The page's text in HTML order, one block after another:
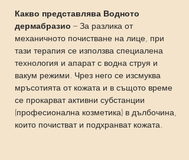
Какво представлява Водното
дермабразио – За разлика от
механичното почистване на лице, при
тази терапия се използва специалена
технология и апарат с водна струя и
вакум режими. Чрез него се изсмуква
мръсотията от кожата и в същото време
се прокарват активни субстанции
(професионална козметика) в дълбочина,
които почистват и подхранват кожата.